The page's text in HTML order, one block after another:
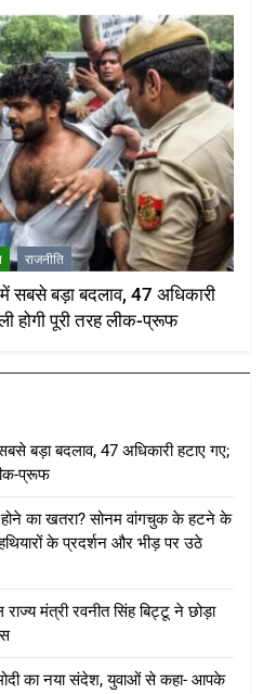
राजनीति
सबसे बड़ा बदलाव, 47 अधिकारी
होगी पूरी तरह लीक-प्रूफ
बड़ा बदलाव, 47 अधिकारी हटाए गए;
प्रूफ
का खतरा? सोनम वांगचुक के हटने के
हथियारों के प्रदर्शन और भीड़ पर उठे
मंत्री रवनीत सिंह बिट्टू ने छोड़ा
मोदी का नया संदेश, युवाओं से कहा- आपके